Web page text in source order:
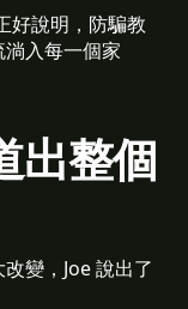
好說明，防騙教
入每一個家
出整個
變，Joe 說出了